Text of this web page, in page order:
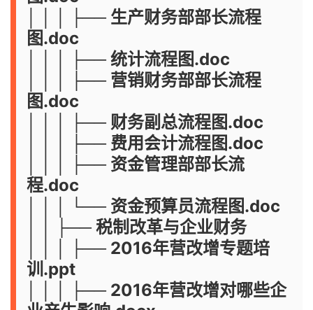
│ │ │ ├── 生产财务部部长流程
图.doc
│ │ │ ├── 统计流程图.doc
│ │ │ ├── 营销财务部部长流程
图.doc
│ │ │ ├── 财务副总流程图.doc
│ │ │ ├── 费用会计流程图.doc
│ │ │ ├── 资金管理部部长流
程.doc
│ │ │ └── 资金预算员流程图.doc
│ │ ├── 税制改革与企业财务
│ │ │ ├── 2016年营改增专题培
训.ppt
│ │ │ ├── 2016年营改增对哪些企